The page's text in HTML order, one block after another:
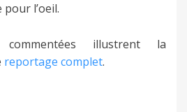
l’oeil.
commentées illustrent la
reportage complet.